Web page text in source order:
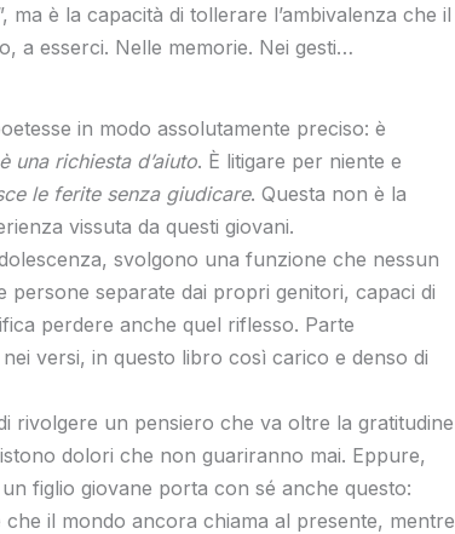
ma è la capacità di tollerare l’ambivalenza che il
a esserci. Nelle memorie. Nei gesti…
in modo assolutamente preciso: è
una richiesta d’aiuto. È litigare per niente e
le ferite senza giudicare. Questa non è la
vissuta da questi giovani.
svolgono una funzione che nessun
separate dai propri genitori, capaci di
perdere anche quel riflesso. Parte
versi, in questo libro così carico e denso di
rivolgere un pensiero che va oltre la gratitudine
dolori che non guariranno mai. Eppure,
figlio giovane porta con sé anche questo:
il mondo ancora chiama al presente, mentre